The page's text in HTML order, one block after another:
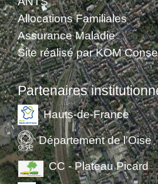
Allocations Familiales
Assurance Maladie
Site réalisé par KOM
Partenaires
Hauts-de-France
Département de l'Oise
CC - Plateau Picard